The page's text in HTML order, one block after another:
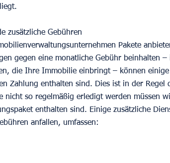
zusätzliche Gebühren
Pakete
gegen eine monatliche Gebühr beinhalten
die Ihre Immobilie einbringt – können
Zahlung enthalten sind. Dies ist in der Regel
nicht so regelmäßig erledigt werden müssen
enthalten sind. Einige zusätzliche
anfallen, umfassen: